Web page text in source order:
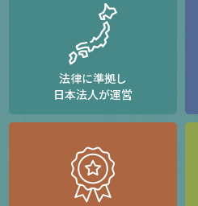
法律に準拠し
日本法人が運営